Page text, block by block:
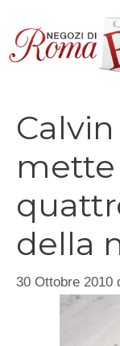
contenuto
mette
della
30 Ottobre 2010